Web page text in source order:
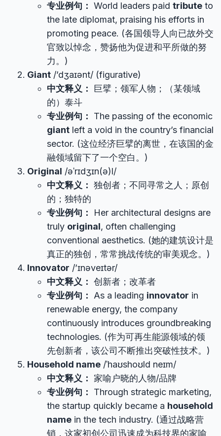
专业例句： World leaders paid tribute to
the late diplomat, praising his efforts in
promoting peace. (各国领导人向已故外交
官致以悼念，赞扬他为促进和平所做的努
力。)
Giant /’dʒaɪənt/ (figurative)
中文释义：
巨擘；领军人物；（某领域
的）泰斗
专业例句：
The passing of the economic
giant left a void in the country’s financial
sector. (这位经济巨擘的离世，在该国的金
融领域留下了一个空白。)
Original /əˈrɪdʒɪn(ə)l/
中文释义： 独创者；不同寻常之人；原创
的；独特的
专业例句：
Her architectural designs are
truly original, often challenging
conventional aesthetics. (她的建筑设计是
真正的独创，常常挑战传统的审美观念。)
Innovator /’ɪnəveɪtər/
中文释义： 创新者；改革者
专业例句：
As a leading innovator in
renewable energy, the company
continuously introduces groundbreaking
technologies. (作为可再生能源领域的领
先创新者，该公司不断推出突破性技术。)
Household name /ˈhaʊshoʊld neɪm/
中文释义：
家喻户晓的人物/品牌
专业例句：
Through strategic marketing,
the startup quickly became a household
name in the tech industry. (通过战略营
销，这家初创公司迅速成为科技界的家喻